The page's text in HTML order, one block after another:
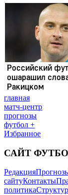
главная
матч-центр
прогнозы
футбол +
Избранное
САЙТ
Редакция
сайтуКонтакты
политика